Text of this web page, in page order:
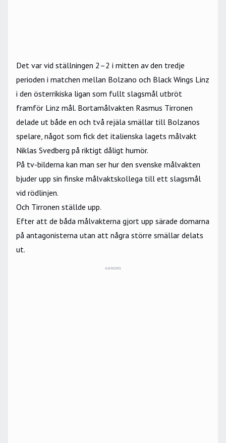
Det var vid ställningen 2–2 i mitten av den tredje
perioden i matchen mellan Bolzano och Black Wings Linz
i den österrikiska ligan som fullt slagsmål utbröt
framför Linz mål. Bortamålvakten Rasmus Tirronen
delade ut både en och två rejäla smällar till Bolzanos
spelare, något som fick det italienska lagets målvakt
Niklas Svedberg på riktigt dåligt humör.
På tv-bilderna kan man ser hur den svenske målvakten
bjuder upp sin finske målvaktskollega till ett slagsmål
vid rödlinjen.
Och Tirronen ställde upp.
Efter att de båda målvakterna gjort upp särade domarna
på antagonisterna utan att några större smällar delats
ut.
ANNONS